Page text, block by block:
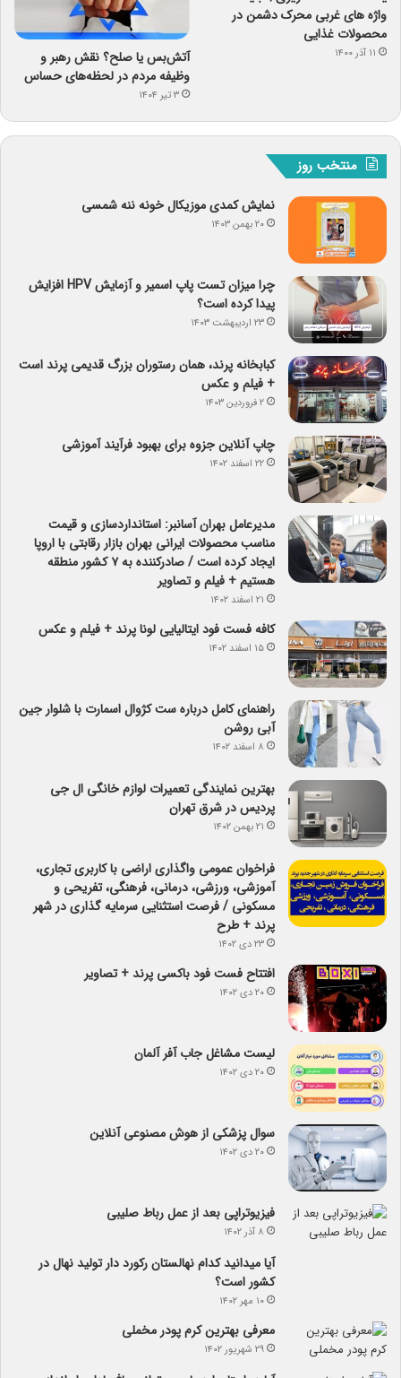
واژه های غربی محرک دشمن در
محصولات غذایی
۱۱ آذر ۱۴۰۰
آتش‌بس یا صلح؟ نقش رهبر و
وظیفه مردم در لحظه‌های حساس
۳ تیر ۱۴۰۴
منتخب روز
نمایش کمدی موزیکال خونه ننه شمسی
۲۰ بهمن ۱۴۰۳
چرا میزان تست پاپ اسمیر و آزمایش HPV افزایش
پیدا کرده است؟
۲۳ اردیبهشت ۱۴۰۳
کبابخانه پرند، همان رستوران بزرگ قدیمی پرند است
+ فیلم و عکس
۲ فروردین ۱۴۰۳
چاپ آنلاین جزوه برای بهبود فرآیند آموزشی
۲۲ اسفند ۱۴۰۲
مدیرعامل بهران آسانبر: استانداردسازی و قیمت
مناسب محصولات ایرانی بهران بازار رقابتی با اروپا
ایجاد کرده است / صادرکننده به ۷ کشور منطقه
هستیم + فیلم و تصاویر
۲۱ اسفند ۱۴۰۲
کافه فست فود ایتالیایی لونا پرند + فیلم و عکس
۱۵ اسفند ۱۴۰۲
راهنمای کامل درباره ست کژوال اسمارت با شلوار جین
آبی روشن
۸ اسفند ۱۴۰۲
بهترین نمایندگی تعمیرات لوازم خانگی ال جی
پردیس در شرق تهران
۲۱ بهمن ۱۴۰۲
فراخوان عمومی واگذاری اراضی با کاربری تجاری،
آموزشی، ورزشی، درمانی، فرهنگی، تفریحی و
مسکونی / فرصت استثنایی سرمایه گذاری در شهر
پرند + طرح
۲۳ دی ۱۴۰۲
افتتاح فست فود باکسی پرند + تصاویر
۲۰ دی ۱۴۰۲
لیست مشاغل جاب آفر آلمان
۲۰ دی ۱۴۰۲
سوال پزشکی از هوش مصنوعی آنلاین
۲۰ دی ۱۴۰۲
فیزیوتراپی بعد از عمل رباط صلیبی
۸ آذر ۱۴۰۲
آیا می­دانید کدام نهالستان رکورد دار تولید نهال­ در
کشور است؟
۱۰ مهر ۱۴۰۲
معرفی بهترین کرم پودر مخملی
۲۹ شهریور ۱۴۰۲